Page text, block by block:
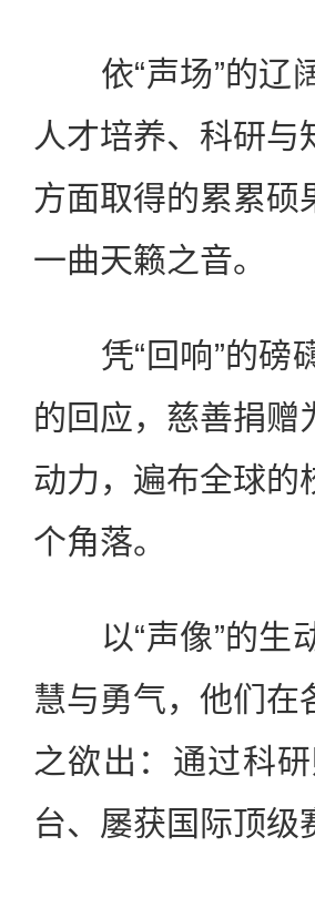
依“声场”的辽
人才培养、科研
方面取得的累累硕
一曲天籁之音。
凭“回响”的磅
的回应，慈善捐赠
动力，遍布全球的
个角落。
以“声像”的生
慧与勇气，他们在
之欲出：通过科
台、屡获国际顶